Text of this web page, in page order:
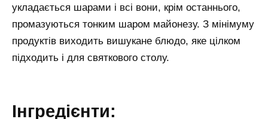
укладається шарами і всі вони, крім останнього,
промазуються тонким шаром майонезу. З мінімуму
продуктів виходить вишукане блюдо, яке цілком
підходить і для святкового столу.
Інгредієнти: